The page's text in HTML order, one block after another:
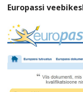
Europassi